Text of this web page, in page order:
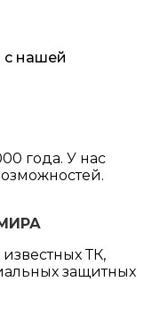
с нашей
года. У нас
ТК,
защитных